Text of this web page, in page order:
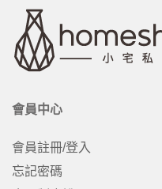
會員中心
會員註冊/登入
忘記密碼